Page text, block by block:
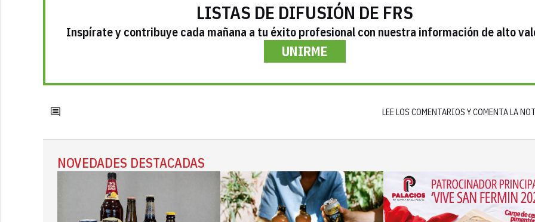
LISTAS DE DIFUSIÓN DE FRS
Inspírate y contribuye cada mañana a tu éxito profesional con nuestra información de alto
UNIRME
LEE LOS COMENTARIOS Y COMENTA LA
NOVEDADES DESTACADAS